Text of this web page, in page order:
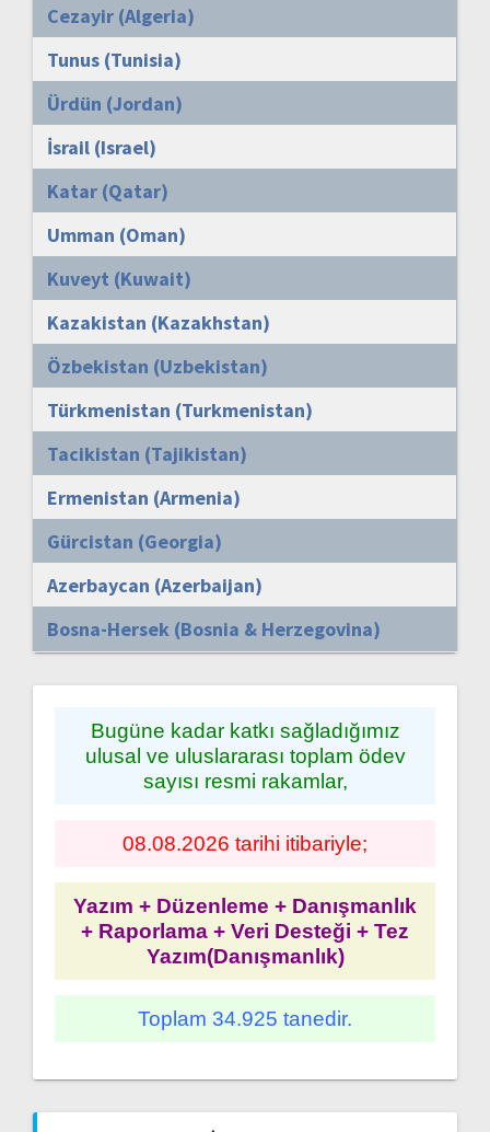
Cezayir (Algeria)
Tunus (Tunisia)
Ürdün (Jordan)
İsrail (Israel)
Katar (Qatar)
Umman (Oman)
Kuveyt (Kuwait)
Kazakistan (Kazakhstan)
Özbekistan (Uzbekistan)
Türkmenistan (Turkmenistan)
Tacikistan (Tajikistan)
Ermenistan (Armenia)
Gürcistan (Georgia)
Azerbaycan (Azerbaijan)
Bosna-Hersek (Bosnia & Herzegovina)
Bugüne kadar katkı sağladığımız
ulusal ve uluslararası toplam ödev
sayısı resmi rakamlar,
08.08.2026 tarihi itibariyle;
Yazım + Düzenleme + Danışmanlık
+ Raporlama + Veri Desteği + Tez
Yazım(Danışmanlık)
Toplam 34.925 tanedir.